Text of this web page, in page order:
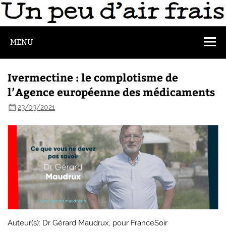
MENU
Ivermectine : le complotisme de
l’Agence européenne des médicaments
23/03/2021
Auteur(s): Dr Gérard Maudrux, pour FranceSoir